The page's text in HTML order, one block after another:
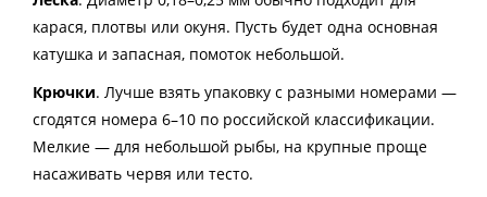
карася, плотвы или окуня. Пусть будет одна основная
катушка и запасная, помоток небольшой.
Крючки. Лучше взять упаковку с разными номерами —
сгодятся номера 6–10 по российской классификации.
Мелкие — для небольшой рыбы, на крупные проще
насаживать червя или тесто.